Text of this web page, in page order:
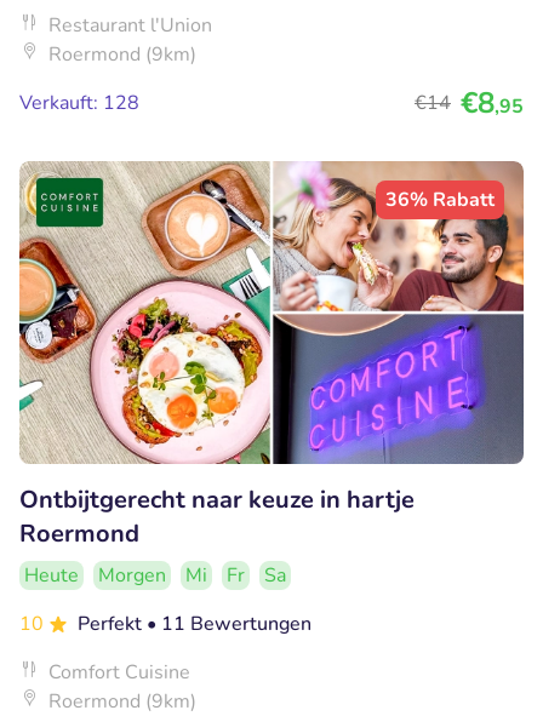
Restaurant l'Union
Roermond (9km)
Verkauft: 128
€14 €8,95
36% Rabatt
Ontbijtgerecht naar keuze in hartje
Roermond
Heute Morgen Mi Fr
Sa
10
Perfekt • 11 Bewertungen
Comfort Cuisine
Roermond (9km)